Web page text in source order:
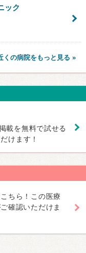
ック
くの病院をもっと見る »
載を無料で試せる
けます！
ちら！この医療
確認いただけま